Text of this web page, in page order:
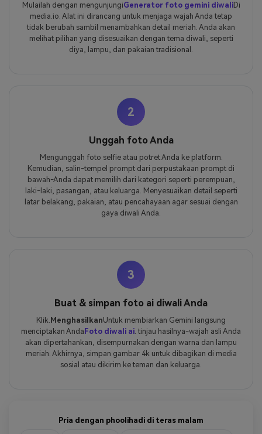
Mulailah dengan mengunjungiGenerator foto gemini diwaliDi
media.io. Alat ini dirancang untuk menjaga wajah Anda tetap
tidak berubah sambil menambahkan detail meriah. Anda akan
melihat pilihan yang disesuaikan dengan tema diwali, seperti
diya, lampu, dan pakaian tradisional.
2
Unggah foto Anda
Mengunggah foto selfie atau potret Anda ke platform.
Kemudian, salin-tempel prompt dari perpustakaan prompt di
bawah-Anda dapat memilih dari kategori seperti perempuan,
laki-laki, pasangan, atau keluarga. Menyesuaikan detail seperti
latar belakang, pakaian, atau pencahayaan agar sesuai dengan
gaya diwali Anda.
3
Buat & simpan foto ai diwali Anda
Klik. MenghasilkanUntuk membiarkan Gemini langsung
menciptakan Anda Foto diwali ai . tinjau hasilnya-wajah asli Anda
akan dipertahankan, disempurnakan dengan warna dan lampu
meriah. Akhirnya, simpan gambar 4k untuk dibagikan di media
sosial atau dikirim ke teman dan keluarga.
Pria dengan phoolihadi di teras malam